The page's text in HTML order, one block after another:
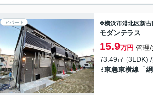
アパート 横浜市港北区新吉
モダンテラス
15.9万円 管理/
73.49㎡ (3LDK)
東急東横線 「